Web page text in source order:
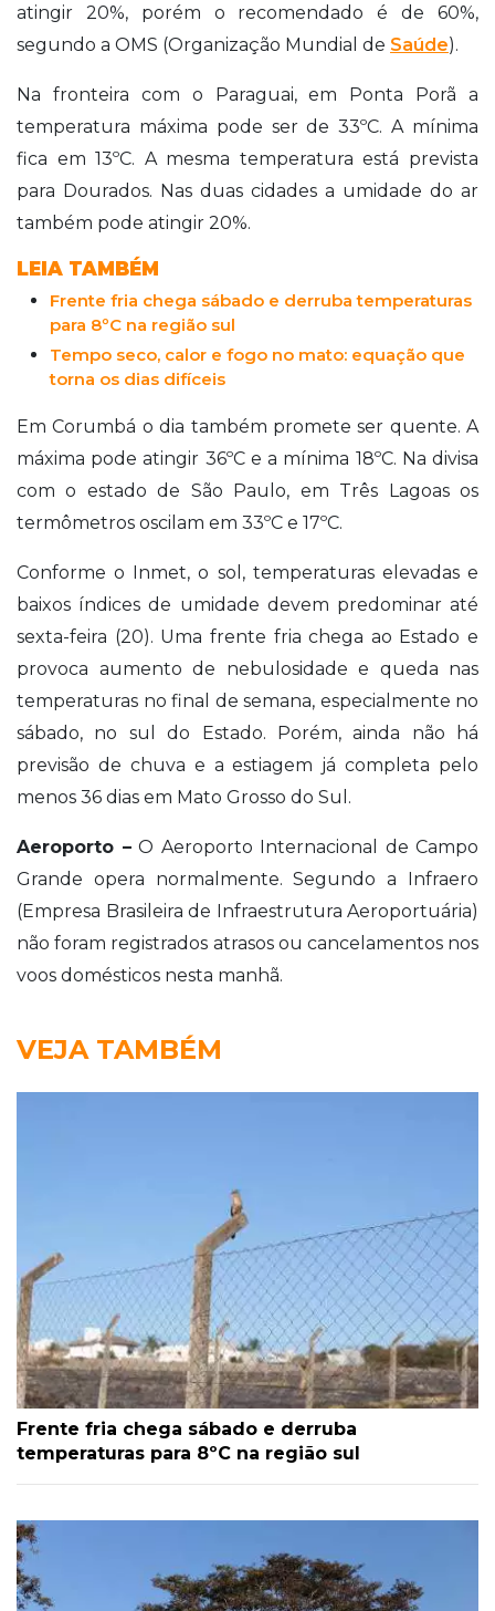
atingir 20%, porém o recomendado é de 60%,
segundo a OMS (Organização Mundial de Saúde).
Na fronteira com o Paraguai, em Ponta Porã a
temperatura máxima pode ser de 33ºC. A mínima
fica em 13ºC. A mesma temperatura está prevista
para Dourados. Nas duas cidades a umidade do ar
também pode atingir 20%.
LEIA TAMBÉM
Frente fria chega sábado e derruba temperaturas
para 8ºC na região sul
Tempo seco, calor e fogo no mato: equação que
torna os dias difíceis
Em Corumbá o dia também promete ser quente. A
máxima pode atingir 36ºC e a mínima 18ºC. Na divisa
com o estado de São Paulo, em Três Lagoas os
termômetros oscilam em 33ºC e 17ºC.
Conforme o Inmet, o sol, temperaturas elevadas e
baixos índices de umidade devem predominar até
sexta-feira (20). Uma frente fria chega ao Estado e
provoca aumento de nebulosidade e queda nas
temperaturas no final de semana, especialmente no
sábado, no sul do Estado. Porém, ainda não há
previsão de chuva e a estiagem já completa pelo
menos 36 dias em Mato Grosso do Sul.
Aeroporto –O Aeroporto Internacional de Campo
Grande opera normalmente. Segundo a Infraero
(Empresa Brasileira de Infraestrutura Aeroportuária)
não foram registrados atrasos ou cancelamentos nos
voos domésticos nesta manhã.
VEJA TAMBÉM
Frente fria chega sábado e derruba
temperaturas para 8ºC na região sul